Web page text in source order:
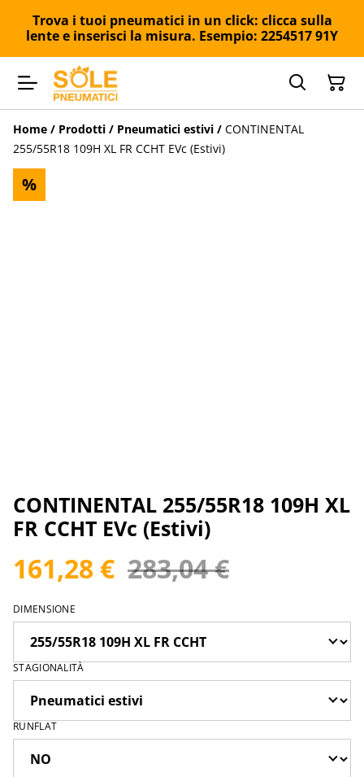
Trova i tuoi pneumatici in un click: clicca sulla
lente e inserisci la misura. Esempio: 2254517 91Y
Home / Prodotti / Pneumatici estivi / CONTINENTAL
255/55R18 109H XL FR CCHT EVc (Estivi)
%
CONTINENTAL 255/55R18 109H XL
FR CCHT EVc (Estivi)
161,28 € 283,04 €
DIMENSIONE
STAGIONALITÀ
RUNFLAT